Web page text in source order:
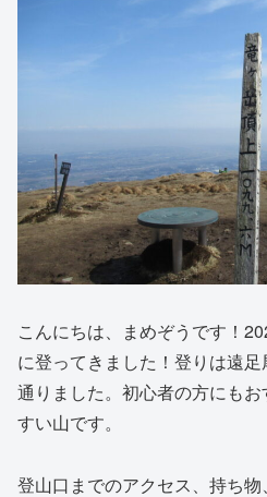
こんにちは、まめぞうです！
に登ってきました！登りは遠
通りました。初心者の方にも
すい山です。
登山口までのアクセス、持ち